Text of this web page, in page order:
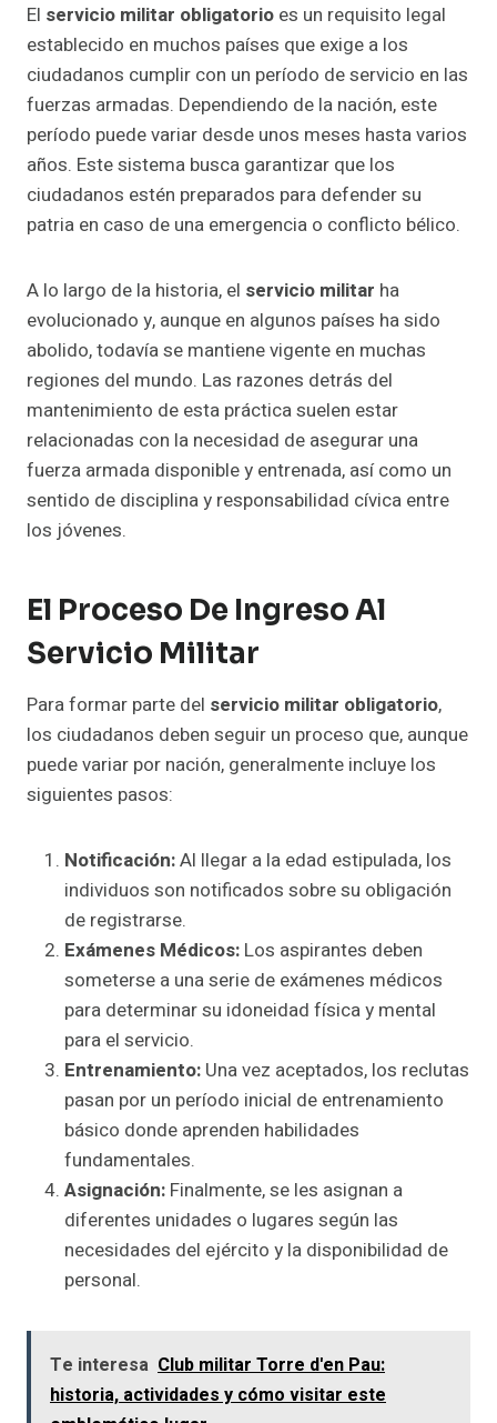
El servicio militar obligatorio es un requisito legal
establecido en muchos países que exige a los
ciudadanos cumplir con un período de servicio en las
fuerzas armadas. Dependiendo de la nación, este
período puede variar desde unos meses hasta varios
años. Este sistema busca garantizar que los
ciudadanos estén preparados para defender su
patria en caso de una emergencia o conflicto bélico.
A lo largo de la historia, el servicio militar ha
evolucionado y, aunque en algunos países ha sido
abolido, todavía se mantiene vigente en muchas
regiones del mundo. Las razones detrás del
mantenimiento de esta práctica suelen estar
relacionadas con la necesidad de asegurar una
fuerza armada disponible y entrenada, así como un
sentido de disciplina y responsabilidad cívica entre
los jóvenes.
El Proceso De Ingreso Al
Servicio Militar
Para formar parte del servicio militar obligatorio,
los ciudadanos deben seguir un proceso que, aunque
puede variar por nación, generalmente incluye los
siguientes pasos:
Notificación:Al llegar a la edad estipulada, los
individuos son notificados sobre su obligación
de registrarse.
Exámenes Médicos: Los aspirantes deben
someterse a una serie de exámenes médicos
para determinar su idoneidad física y mental
para el servicio.
Entrenamiento: Una vez aceptados, los reclutas
pasan por un período inicial de entrenamiento
básico donde aprenden habilidades
fundamentales.
Asignación: Finalmente, se les asignan a
diferentes unidades o lugares según las
necesidades del ejército y la disponibilidad de
personal.
Te interesa Club militar Torre d'en Pau:
historia, actividades y cómo visitar este